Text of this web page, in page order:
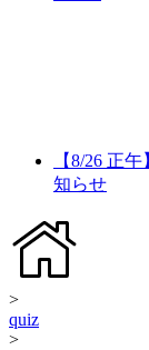
【8/26 正
知らせ
>
quiz
>